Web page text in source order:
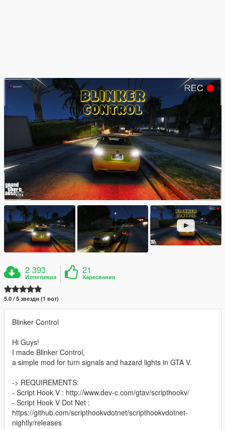
2 393
Изтегления
21
Харесвания
5.0 / 5 звезди (1 вот)
Blinker Control
Hi Guys!
I made Blinker Control,
a simple mod for turn signals and hazard lights in GTA V.
-> REQUIREMENTS:
- Script Hook V : http://www.dev-c.com/gtav/scripthookv/
- Script Hook V Dot Net :
https://github.com/scripthookvdotnet/scripthookvdotnet-
nightly/releases